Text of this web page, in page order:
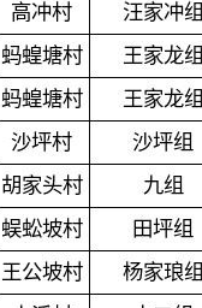
高冲村 汪家冲组
蚂蝗塘村 王家龙组
蚂蝗塘村 王家龙组
沙坪村 沙坪组
胡家头村 九组
蜈蚣坡村 田坪组
王公坡村 杨家琅组